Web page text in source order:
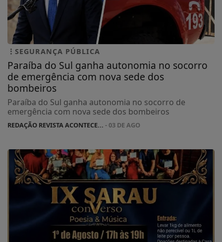
SEGURANÇA PÚBLICA
Paraíba do Sul ganha autonomia no socorro
de emergência com nova sede dos
bombeiros
Paraíba do Sul ganha autonomia no socorro de
emergência com nova sede dos bombeiros
REDAÇÃO REVISTA ACONTECE... - 03 DE AGO